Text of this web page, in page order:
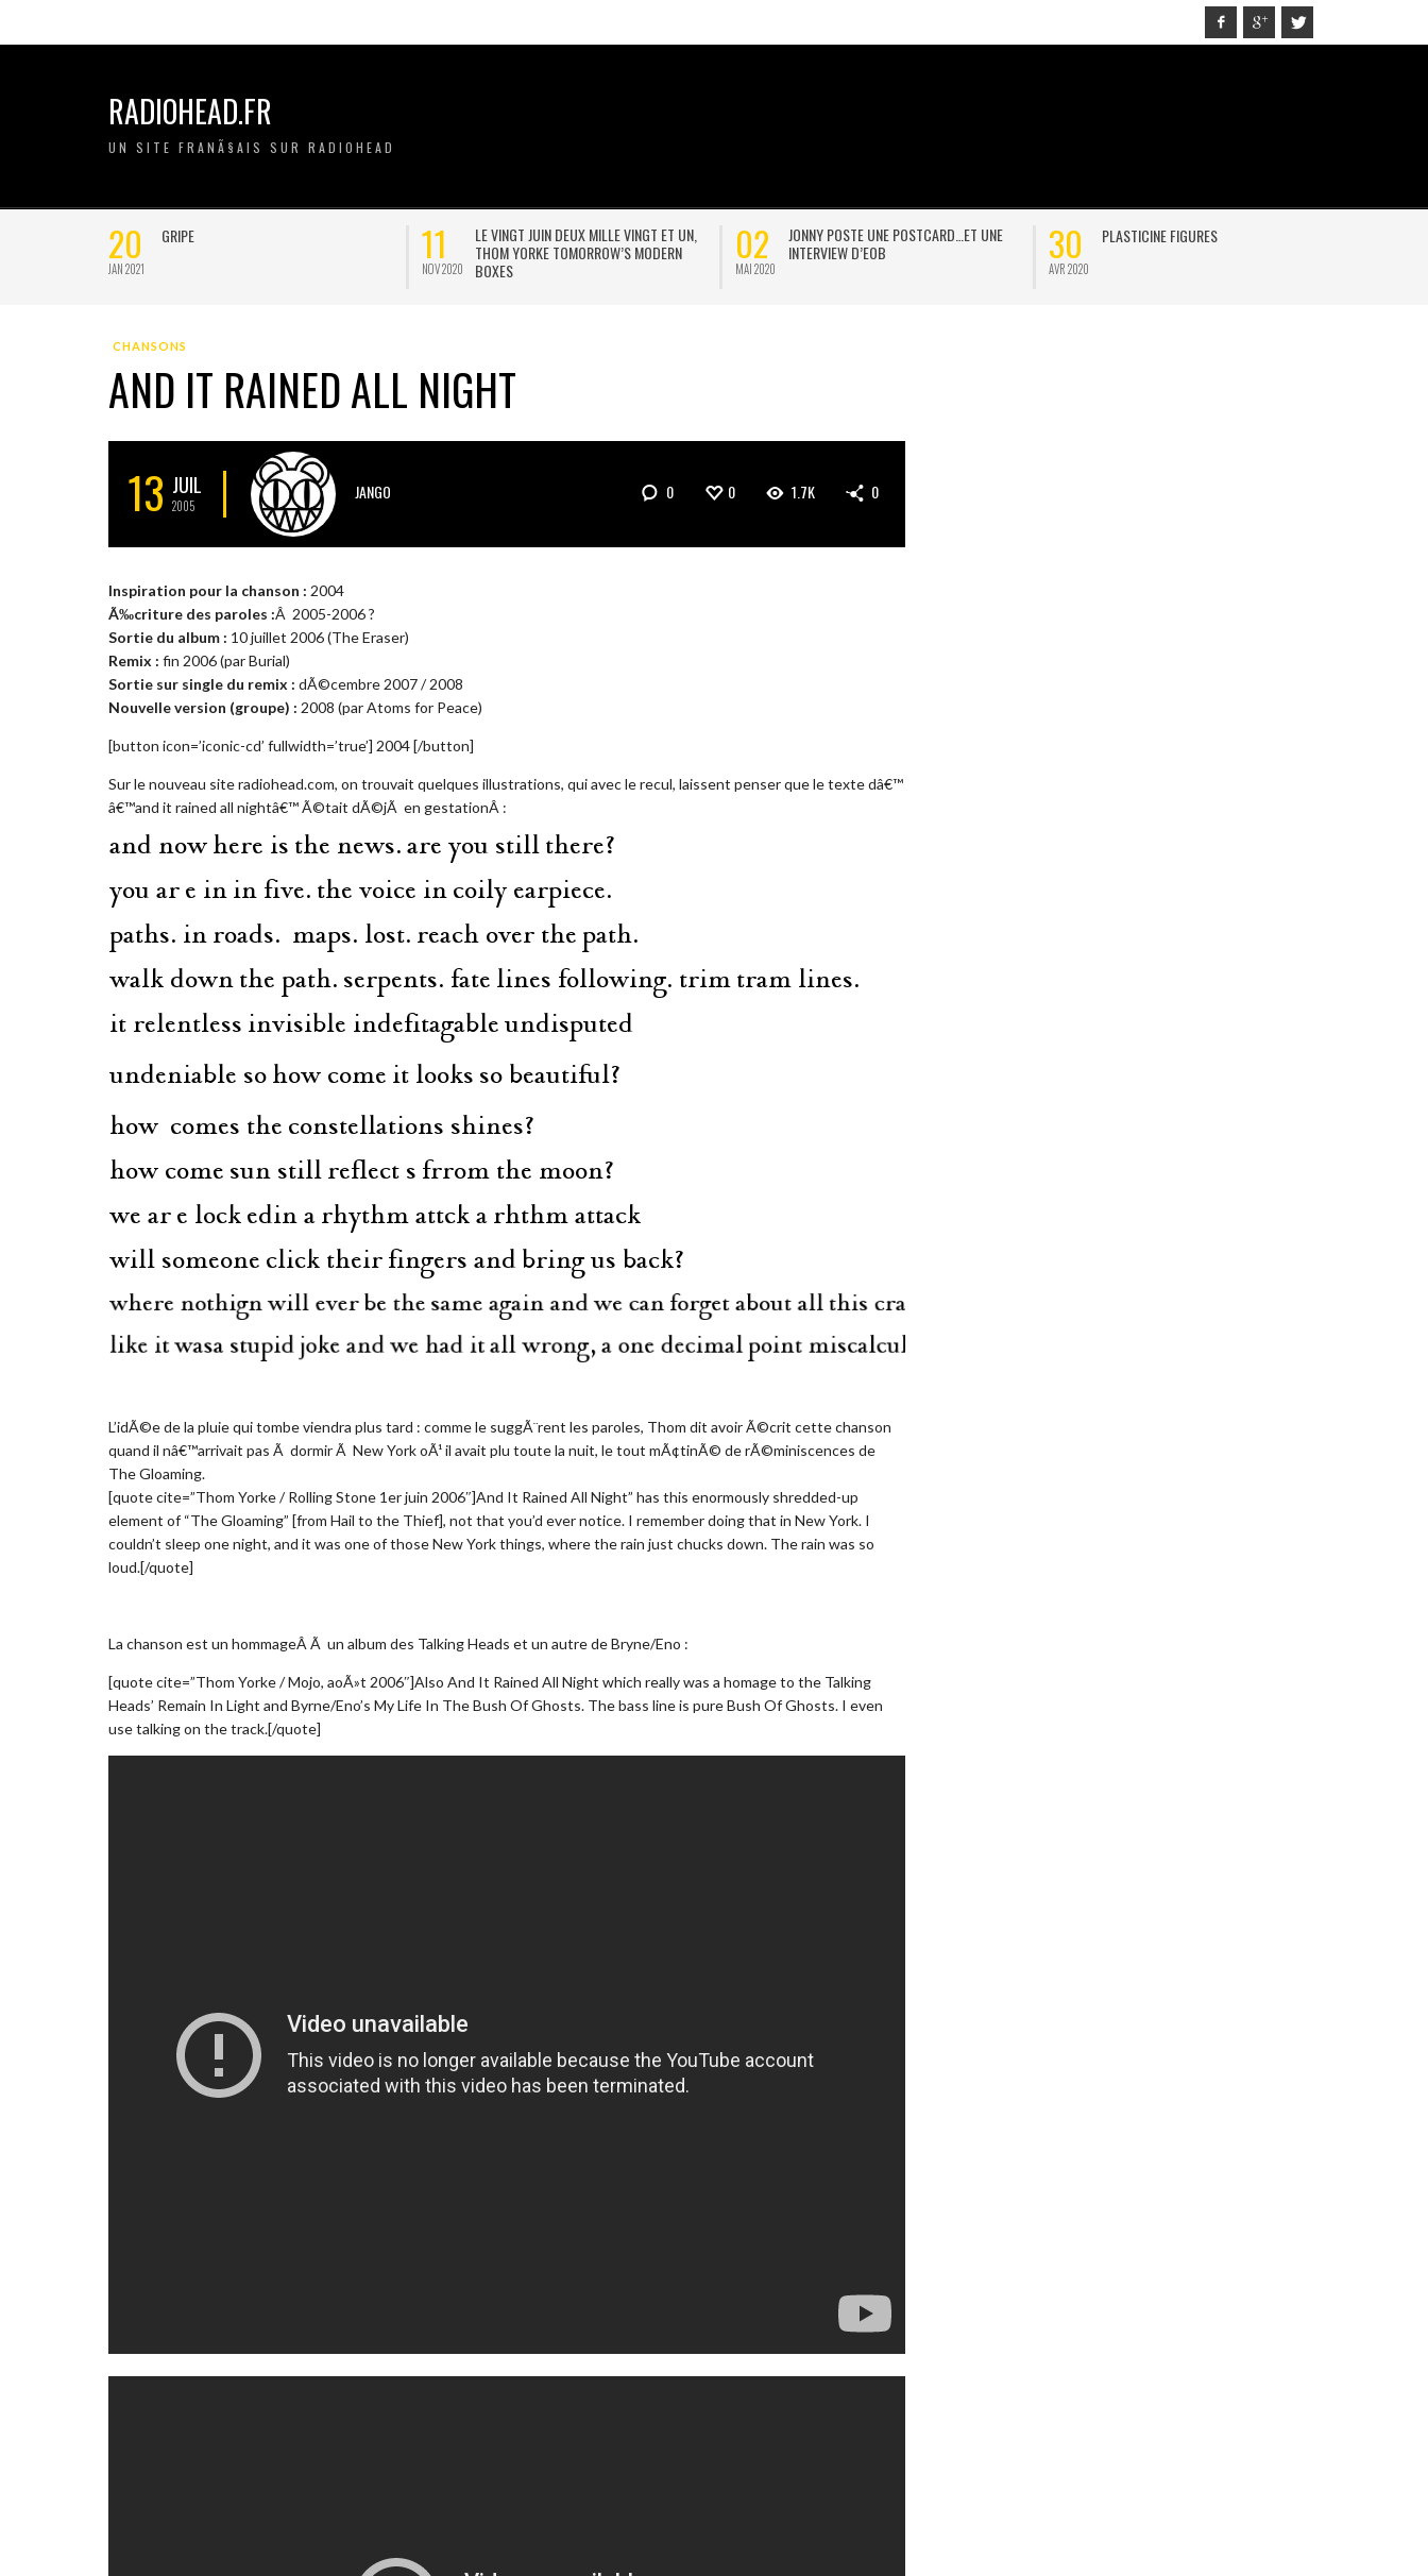
RADIOHEAD.FR
UN SITE FRANÃ§AIS SUR RADIOHEAD
20
JAN 2021
GRIPE 11
NOV 2020
LE VINGT JUIN DEUX MILLE VINGT ET UN,
THOM YORKE TOMORROW’S MODERN
BOXES
02
MAI 2020
JONNY POSTE UNE POSTCARD…ET UNE
INTERVIEW D’EOB
30
AVR 2020
PLASTICINE FIGURES
CHANSONS
AND IT RAINED ALL NIGHT
13 JUIL
2005
JANGO 0 0 1.7K 0
Inspiration pour la chanson : 2004
Ã‰criture des paroles :Â 2005-2006 ?
Sortie du album : 10 juillet 2006 (The Eraser)
Remix : fin 2006 (par Burial)
Sortie sur single du remix : dÃ©cembre 2007 / 2008
Nouvelle version (groupe) : 2008 (par Atoms for Peace)
[button icon=’iconic-cd’ fullwidth=’true’] 2004 [/button]
Sur le nouveau site radiohead.com, on trouvait quelques illustrations, qui avec le recul, laissent penser que le texte dâ€™
â€™and it rained all nightâ€™ Ã©tait dÃ©jÃ en gestationÂ :
L’idÃ©e de la pluie qui tombe viendra plus tard : comme le suggÃ¨rent les paroles, Thom dit avoir Ã©crit cette chanson
quand il nâ€™arrivait pas Ã dormir Ã New York oÃ¹ il avait plu toute la nuit, le tout mÃ¢tinÃ© de rÃ©miniscences de
The Gloaming.
[quote cite=”Thom Yorke / Rolling Stone 1er juin 2006″]And It Rained All Night” has this enormously shredded-up
element of “The Gloaming” [from Hail to the Thief], not that you’d ever notice. I remember doing that in New York. I
couldn’t sleep one night, and it was one of those New York things, where the rain just chucks down. The rain was so
loud.[/quote]
La chanson est un hommageÂ Ã un album des Talking Heads et un autre de Bryne/Eno :
[quote cite=”Thom Yorke / Mojo, aoÃ»t 2006″]Also And It Rained All Night which really was a homage to the Talking
Heads’ Remain In Light and Byrne/Eno’s My Life In The Bush Of Ghosts. The bass line is pure Bush Of Ghosts. I even
use talking on the track.[/quote]